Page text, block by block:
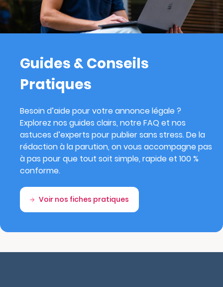
Guides & Conseils
Pratiques
Besoin d’aide pour votre annonce légale ?
Explorez nos guides clairs, notre FAQ et nos
astuces d’experts pour publier sans stress. De la
rédaction à la parution, on vous accompagne pas
à pas pour que tout soit simple, rapide et 100 %
conforme.
Voir nos fiches pratiques